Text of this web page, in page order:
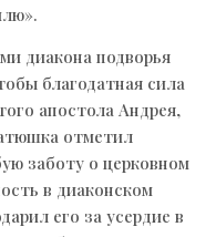
диакона подворья
благодатная сила
апостола Андрея,
отметил
заботу о церковном
в диаконском
его за усердие в